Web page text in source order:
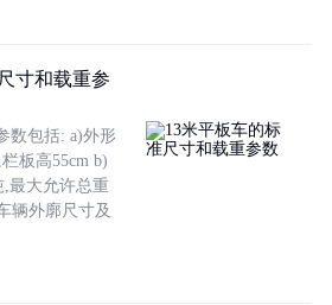
寸和载重参
数包括: a)外形
板高55cm b)
,最大允许总重
辆外廓尺寸及